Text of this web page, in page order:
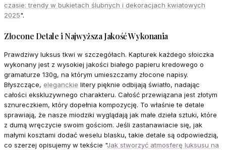
czasie: trendy w bukietach ślubnych i dekoracjach kwiatowych
2025".
Złocone Detale i Najwyższa Jakość Wykonania
Prawdziwy luksus tkwi w szczegółach. Kapturek każdego słoiczka
wykonany jest z wysokiej jakości białego papieru kredowego o
gramaturze 130g, na którym umieszczamy złocone napisy.
Błyszczące, eleganckie litery pięknie odbijają światło, nadając
całości ekskluzywnego charakteru. Całość przewiązana jest złotym
sznureczkiem, który dopełnia kompozycję. To właśnie te detale
sprawiają, że nasze miodziki wyglądają jak małe dzieła sztuki, które
z dumą wręczycie swoim gościom. Jeśli zastanawiacie się, jak
małymi kosztami dodać weselu blasku, takie detale są odpowiedzią,
co szerzej opisujemy w tekście "Jak stworzyć atmosferę luksusu na